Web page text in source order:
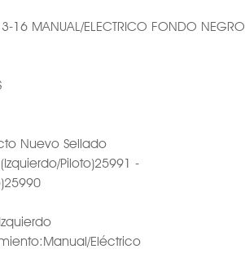
16 MANUAL/ELECTRICO FONDO NEGRO
Nuevo Sellado
Piloto)25991 -
Eléctrico